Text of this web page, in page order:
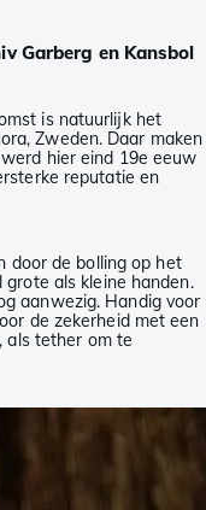
Garberg en Kansbol
is natuurlijk het
Zweden. Daar maken
hier eind 19e eeuw
reputatie en
door de bolling op het
als kleine handen.
aanwezig. Handig voor
de zekerheid met een
als tether om te